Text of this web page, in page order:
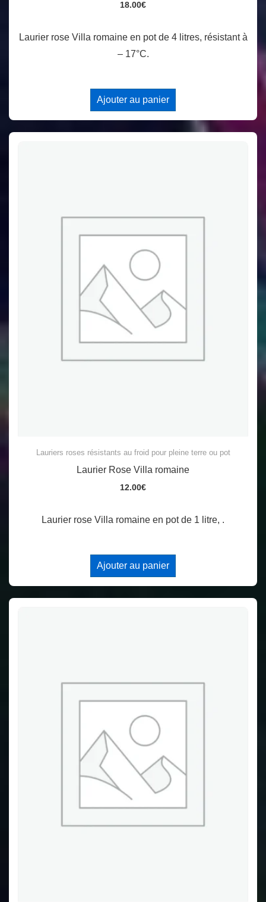
18.00€
Laurier rose Villa romaine en pot de 4 litres, résistant à
– 17°C.
Ajouter au panier
Lauriers roses résistants au froid pour pleine terre ou pot
Laurier Rose Villa romaine
12.00€
Laurier rose Villa romaine en pot de 1 litre, .
Ajouter au panier